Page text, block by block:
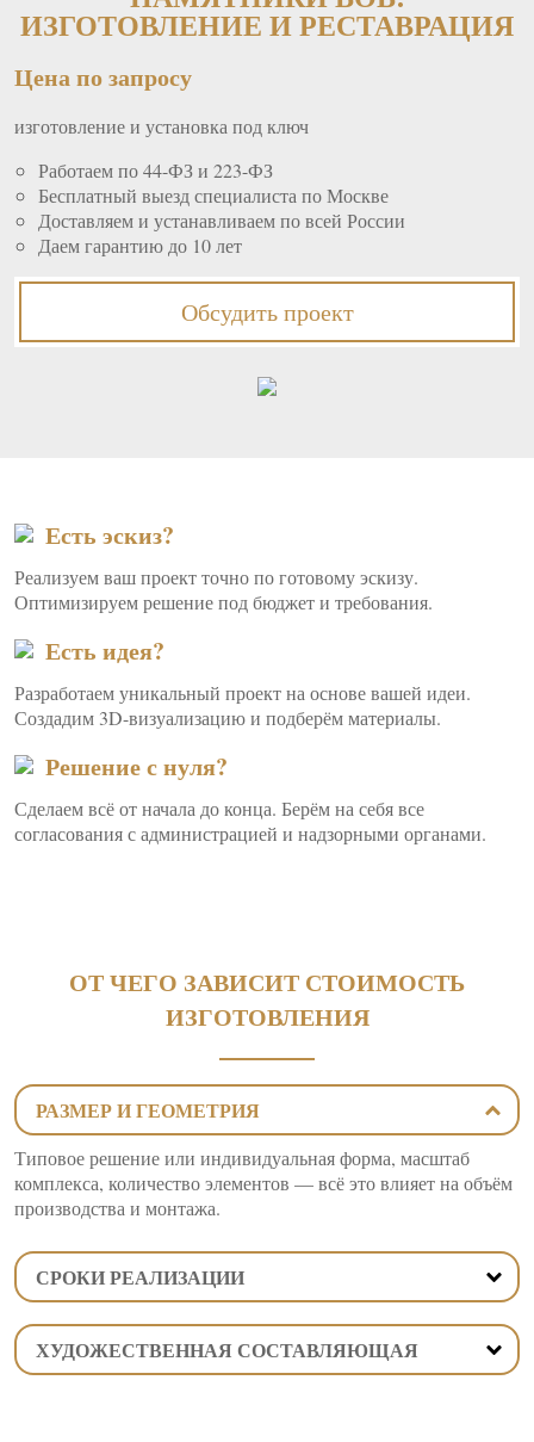
ИЗГОТОВЛЕНИЕ И РЕСТАВРАЦИЯ
Цена по запросу
изготовление и установка под ключ
Работаем по 44-ФЗ и 223-ФЗ
Бесплатный выезд специалиста по Москве
Доставляем и устанавливаем по всей России
Даем гарантию до 10 лет
Обсудить проект
Есть эскиз?
Реализуем ваш проект точно по готовому эскизу.
Оптимизируем решение под бюджет и требования.
Есть идея?
Разработаем уникальный проект на основе вашей идеи.
Создадим 3D-визуализацию и подберём материалы.
Решение с нуля?
Сделаем всё от начала до конца. Берём на себя все
согласования с администрацией и надзорными органами.
ОТ ЧЕГО ЗАВИСИТ СТОИМОСТЬ
ИЗГОТОВЛЕНИЯ
РАЗМЕР И ГЕОМЕТРИЯ
Типовое решение или индивидуальная форма, масштаб
комплекса, количество элементов — всё это влияет на объём
производства и монтажа.
СРОКИ РЕАЛИЗАЦИИ
ХУДОЖЕСТВЕННАЯ СОСТАВЛЯЮЩАЯ